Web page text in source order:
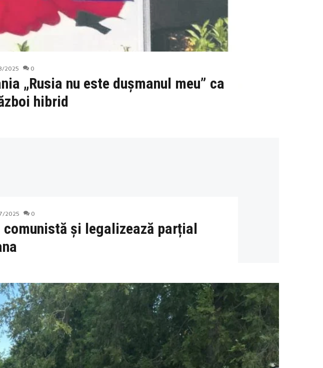
2025 0
„Rusia nu este dușmanul meu” ca
hibrid
2025 0
comunistă și legalizează parțial